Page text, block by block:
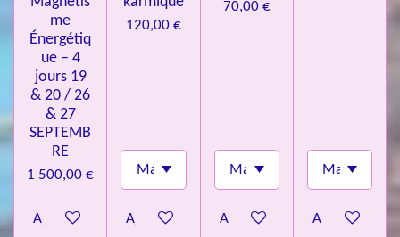
me
Énergétiq
ue – 4
jours 19
& 20 / 26
& 27
SEPTEMB
RE
1 500,00 €
Ajouter au panier
120,00 €
Ajouter au panier
70,00 €
Ajouter au panierAjouter au